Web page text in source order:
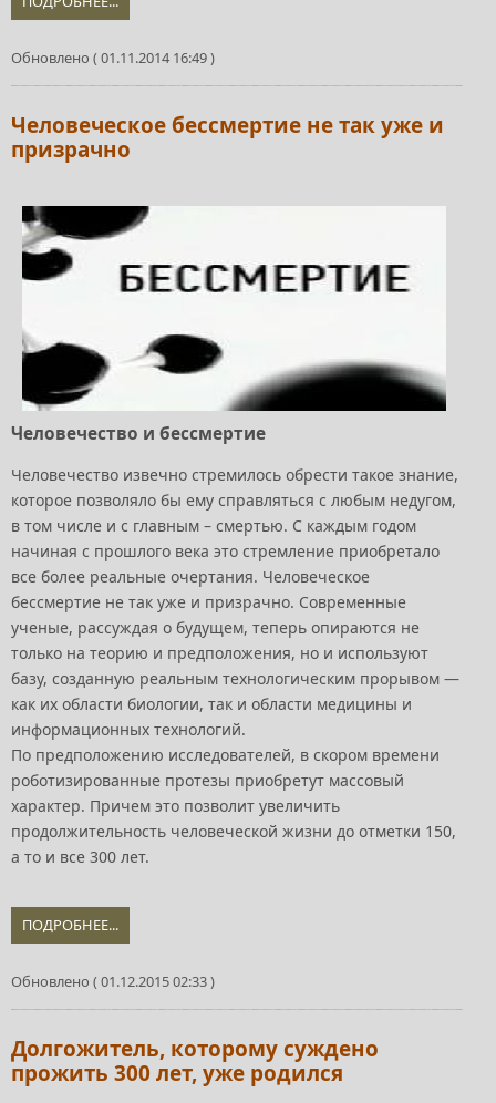
Обновлено ( 01.11.2014 16:49 )
Человеческое бессмертие не так уже и
призрачно
Человечество и бессмертие
Человечество извечно стремилось обрести такое знание,
которое позволяло бы ему справляться с любым недугом,
в том числе и с главным – смертью. С каждым годом
начиная с прошлого века это стремление приобретало
все более реальные очертания. Человеческое
бессмертие не так уже и призрачно. Современные
ученые, рассуждая о будущем, теперь опираются не
только на теорию и предположения, но и используют
базу, созданную реальным технологическим прорывом —
как их области биологии, так и области медицины и
информационных технологий.
По предположению исследователей, в скором времени
роботизированные протезы приобретут массовый
характер. Причем это позволит увеличить
продолжительность человеческой жизни до отметки 150,
а то и все 300 лет.
ПОДРОБНЕЕ...
Обновлено ( 01.12.2015 02:33 )
Долгожитель, которому суждено
прожить 300 лет, уже родился